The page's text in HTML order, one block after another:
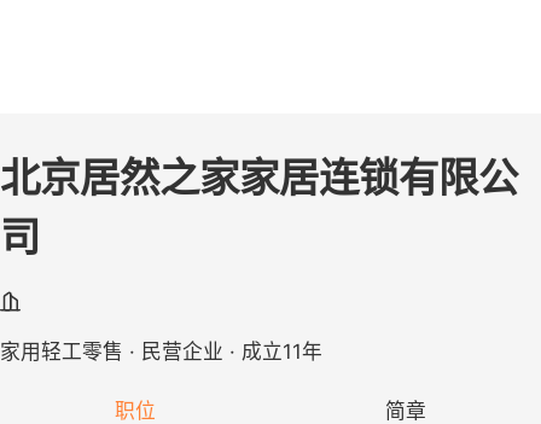
北京居然之家家居连锁有限公
司
家用轻工零售 · 民营企业 · 成立11年
职位 简章